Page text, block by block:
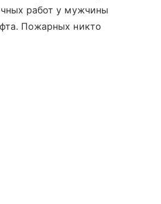
работ у мужчины
Пожарных никто